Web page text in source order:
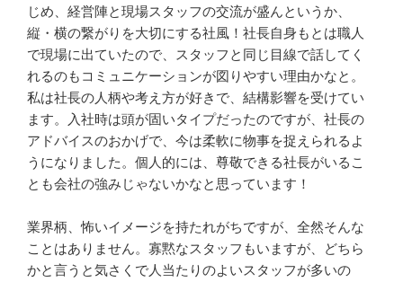
じめ、経営陣と現場スタッフの交流が盛んというか、
縦・横の繋がりを大切にする社風！社長自身もとは職人
で現場に出ていたので、スタッフと同じ目線で話してく
れるのもコミュニケーションが図りやすい理由かなと。
私は社長の人柄や考え方が好きで、結構影響を受けてい
ます。入社時は頭が固いタイプだったのですが、社長の
アドバイスのおかげで、今は柔軟に物事を捉えられるよ
うになりました。個人的には、尊敬できる社長がいるこ
とも会社の強みじゃないかなと思っています！
業界柄、怖いイメージを持たれがちですが、全然そんな
ことはありません。寡黙なスタッフもいますが、どちら
かと言うと気さくで人当たりのよいスタッフが多いの